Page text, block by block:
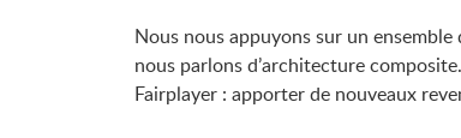
Nous nous appuyons sur un
nous parlons d’architecture
Fairplayer : apporter de nouveaux